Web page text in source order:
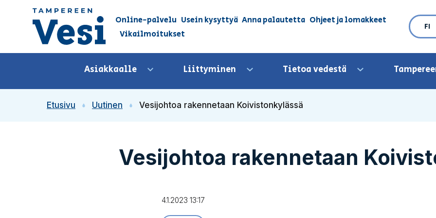
Siirry sisältöön
Siirry etusivulle
Online-palvelu Usein kysyttyä Anna palautetta Ohjeet ja lomakkeet
Vikailmoitukset
FI
Asiakkaalle Avaa valikkoLiittyminen Avaa valikkoTietoa vedestä Avaa valikko
Etusivu Uutinen Vesijohtoa rakennetaan Koivistonkylässä
Vesijohtoa rakennetaan
4.1.2023 13:17